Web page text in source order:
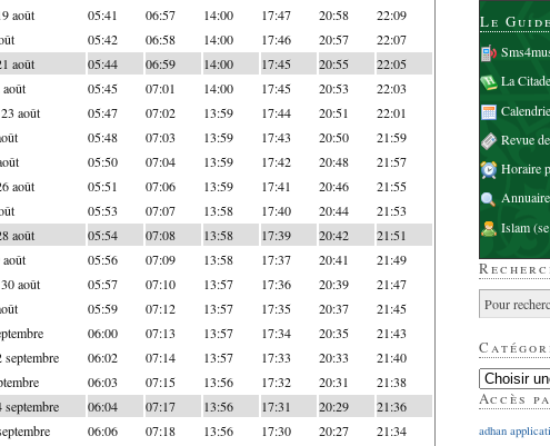
août 05:41 06:57 14:00 17:47 20:58 22:09
05:42 06:58 14:00 17:46 20:57 22:07
août 05:44 06:59 14:00 17:45 20:55 22:05
août 05:45 07:01 14:00 17:45 20:53 22:03
août 05:47 07:02 13:59 17:44 20:51 22:01
05:48 07:03 13:59 17:43 20:50 21:59
05:50 07:04 13:59 17:42 20:48 21:57
août 05:51 07:06 13:59 17:41 20:46 21:55
05:53 07:07 13:58 17:40 20:44 21:53
août 05:54 07:08 13:58 17:39 20:42 21:51
août 05:56 07:09 13:58 17:37 20:41 21:49
août 05:57 07:10 13:57 17:36 20:39 21:47
05:59 07:12 13:57 17:35 20:37 21:45
06:00 07:13 13:57 17:34 20:35 21:43
06:02 07:14 13:57 17:33 20:33 21:40
06:03 07:15 13:56 17:32 20:31 21:38
septembre 06:04 07:17 13:56 17:31 20:29 21:36
06:06 07:18 13:56 17:30 20:27 21:34
Le
La
Revue
Horaire
Islam
Accès
adhan